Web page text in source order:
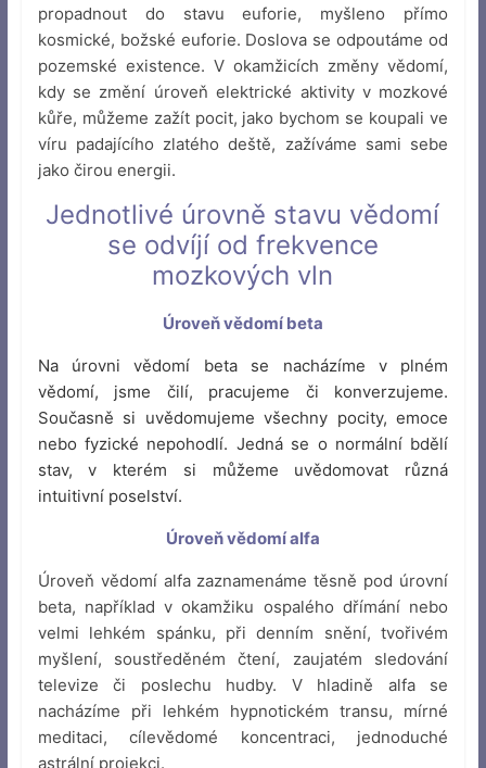
propadnout do stavu euforie, myšleno přímo
kosmické, božské euforie. Doslova se odpoutáme od
pozemské existence. V okamžicích změny vědomí,
kdy se změní úroveň elektrické aktivity v mozkové
kůře, můžeme zažít pocit, jako bychom se koupali ve
víru padajícího zlatého deště, zažíváme sami sebe
jako čirou energii.
Jednotlivé úrovně stavu vědomí
se odvíjí od frekvence
mozkových vln
Úroveň vědomí beta
Na úrovni vědomí beta se nacházíme v plném
vědomí, jsme čilí, pracujeme či konverzujeme.
Současně si uvědomujeme všechny pocity, emoce
nebo fyzické nepohodlí. Jedná se o normální bdělí
stav, v kterém si můžeme uvědomovat různá
intuitivní poselství.
Úroveň vědomí alfa
Úroveň vědomí alfa zaznamenáme těsně pod úrovní
beta, například v okamžiku ospalého dřímání nebo
velmi lehkém spánku, při denním snění, tvořivém
myšlení, soustředěném čtení, zaujatém sledování
televize či poslechu hudby. V hladině alfa se
nacházíme při lehkém hypnotickém transu, mírné
meditaci, cílevědomé koncentraci, jednoduché
astrální projekci.